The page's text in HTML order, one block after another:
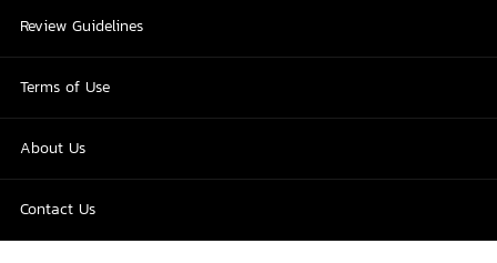
Review Guidelines
Terms of Use
About Us
Contact Us